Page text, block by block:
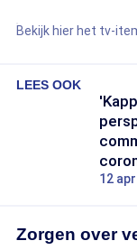
Bekijk hier het tv-
LEES OOK
12
Zorgen over